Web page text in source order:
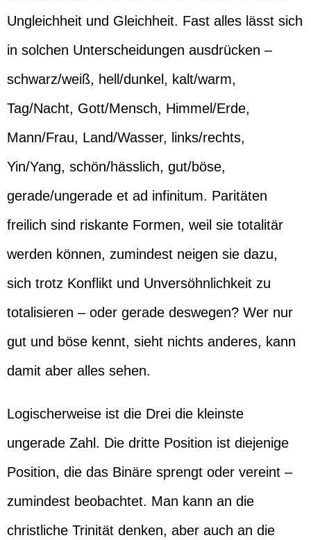
Ungleichheit und Gleichheit. Fast alles lässt sich
in solchen Unterscheidungen ausdrücken –
schwarz/weiß, hell/dunkel, kalt/warm,
Tag/Nacht, Gott/Mensch, Himmel/Erde,
Mann/Frau, Land/Wasser, links/rechts,
Yin/Yang, schön/hässlich, gut/böse,
gerade/ungerade et ad infinitum. Paritäten
freilich sind riskante Formen, weil sie totalitär
werden können, zumindest neigen sie dazu,
sich trotz Konflikt und Unversöhnlichkeit zu
totalisieren – oder gerade deswegen? Wer nur
gut und böse kennt, sieht nichts anderes, kann
damit aber alles sehen.
Logischerweise ist die Drei die kleinste
ungerade Zahl. Die dritte Position ist diejenige
Position, die das Binäre sprengt oder vereint –
zumindest beobachtet. Man kann an die
christliche Trinität denken, aber auch an die